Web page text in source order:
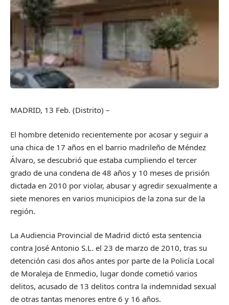
MADRID, 13 Feb. (Distrito) –
El hombre detenido recientemente por acosar y seguir a
una chica de 17 años en el barrio madrileño de Méndez
Álvaro, se descubrió que estaba cumpliendo el tercer
grado de una condena de 48 años y 10 meses de prisión
dictada en 2010 por violar, abusar y agredir sexualmente a
siete menores en varios municipios de la zona sur de la
región.
La Audiencia Provincial de Madrid dictó esta sentencia
contra José Antonio S.L. el 23 de marzo de 2010, tras su
detención casi dos años antes por parte de la Policía Local
de Moraleja de Enmedio, lugar donde cometió varios
delitos, acusado de 13 delitos contra la indemnidad sexual
de otras tantas menores entre 6 y 16 años.